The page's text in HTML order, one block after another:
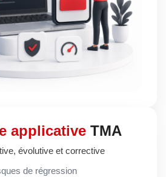
applicative TMA
évolutive et corrective
de régression